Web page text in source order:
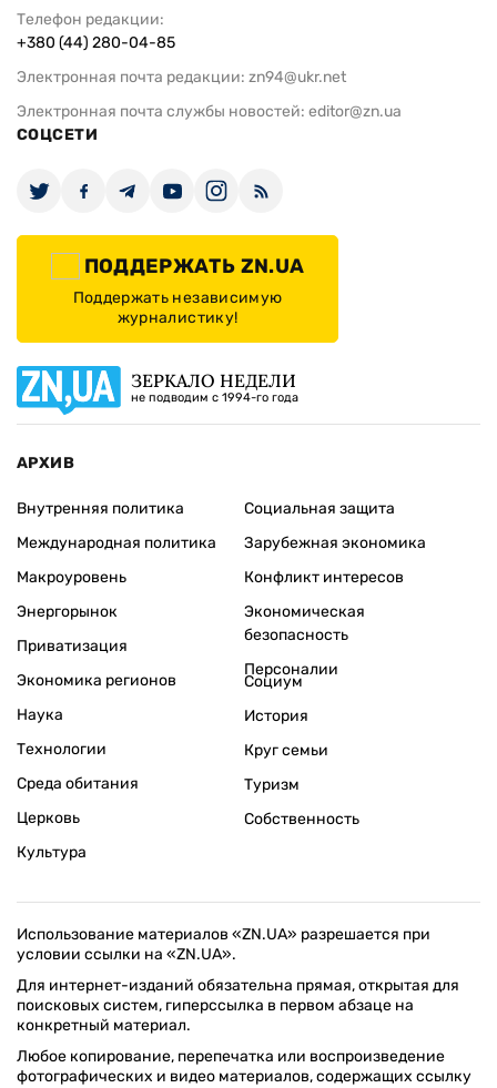
Телефон редакции:
+380 (44) 280-04-85
Электронная почта редакции: zn94@ukr.net
Электронная почта службы новостей: editor@zn.ua
СОЦСЕТИ
ПОДДЕРЖАТЬ ZN.UA
Поддержать независимую
журналистику!
ЗЕРКАЛО НЕДЕЛИ
не подводим с 1994-го года
АРХИВ
Внутренняя политика
Международная политика
Макроуровень
Энергорынок
Приватизация
Экономика регионов
Социальная защита
Зарубежная экономика
Конфликт интересов
Экономическая
безопасность
Персоналии
Наука
Технологии
Среда обитания
Церковь
Культура
Социум
История
Круг семьи
Туризм
Собственность
Использование материалов «ZN.UA» разрешается при
условии ссылки на «ZN.UA».
Для интернет-изданий обязательна прямая, открытая для
поисковых систем, гиперссылка в первом абзаце на
конкретный материал.
Любое копирование, перепечатка или воспроизведение
фотографических и видео материалов, содержащих ссылку